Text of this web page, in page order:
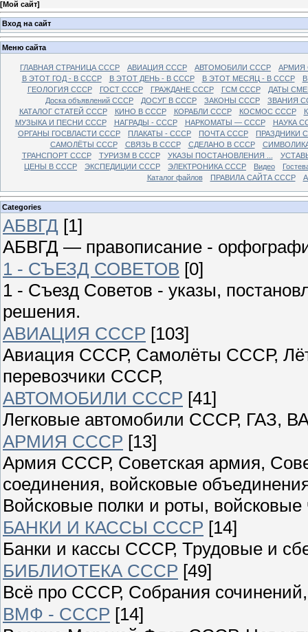
[Мой сайт]
Вход на сайт
Меню сайта
ГЛАВНАЯ СТРАНИЦА СССР АВИАЦИЯ СССР АВТОМОБИЛИ СССР
АРМИЯ
В ЭТОТ ГОД - В СССР
В ЭТОТ ДЕНЬ - В СССР В ЭТОТ МЕСЯЦ - В СССР
ГЕОЛОГИЯ СССР
ГОСТ СССР ГРАЖДАНЕ СССР ГСМ СССР
ДАТЫ
Доска объявлений СССР
ДОСУГ В СССР ЗАКОНЫ СССР
ЗВАНИЯ
КАТАЛОГ СТАТЕЙ СССР
КИНО В СССР КОРАБЛИ СССР КОСМОС СССР
МУЗЫКА И ПЕСНИ СССР
НАГРАДЫ - СССР НАРКОМАТЫ — СССР
НАУКА
ОРГАНЫ ГОСВЛАСТИ СССР
ПЛАКАТЫ - СССР ПОЧТА СССР
ПРАЗДНИКИ
САМОЛЁТЫ СССР
СВЯЗЬ В СССР СДЕЛАНО В СССР
ТРАНСПОРТ СССР
ТУРИЗМ В СССР УКАЗЫ ПОСТАНОВЛЕНИЯ ...
ЦЕНЫ В СССР
ЭКСПЕДИЦИИ СССР ЭЛЕКТРОНИКА СССР Видео
Каталог файлов
ПРАВИЛА САЙТА СССР
Categories
АБВГД [1]
АБВГД — правописание -
1 - СЪЕЗД СОВЕТОВ [0]
1 - Съезд Советов - указы,
решения.
АВИАЦИЯ СССР [103]
Авиация СССР, Самолёты СССР,
перевозчики СССР,
АВТОМОБИЛИ СССР [41]
Легковые автомобили СССР, ГАЗ,
АРМИЯ СССР [13]
Армия СССР, Советская армия,
соединения, войсковые
Войсковые полки и роты, войсковые
БАНКИ И КАССЫ СССР [14]
Банки и кассы СССР, Трудовые и
БИБЛИОТЕКА СССР [49]
Всё про СССР, Собрания
ВМФ - СССР [14]